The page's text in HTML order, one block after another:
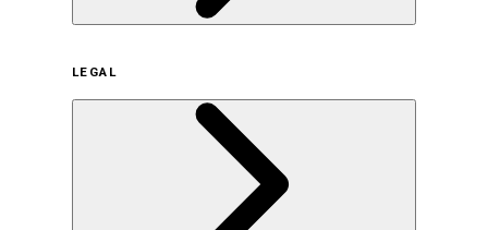
サステナビリティの取り組み（日本）
サステナビリティの取り組み（米国/英語）
ヒストリー
採用情報
LEGAL